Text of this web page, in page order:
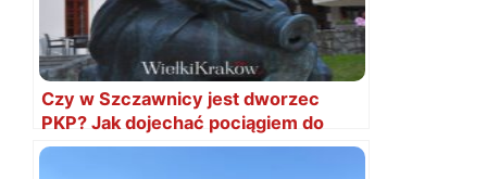
Czy w Szczawnicy jest dworzec
PKP? Jak dojechać pociągiem do
Szczawnicy